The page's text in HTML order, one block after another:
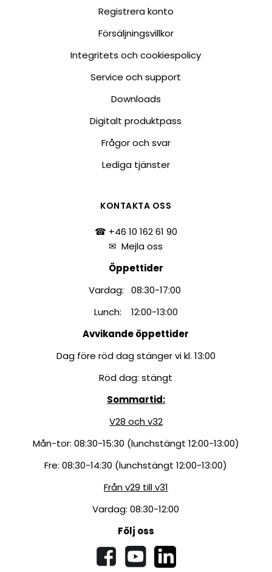
Registrera konto
Försäljningsvillkor
Integritets och cookiespolicy
Service och support
Downloads
Digitalt produktpass
Frågor och svar
Lediga tjänster
KONTAKTA OSS
☎ +46 10 162 61 90
✉Mejla oss
Öppettider
Vardag: 08:30-17:00
Lunch: 12:00-13:00
Avvikande öppettider
Dag före röd dag stänger vi kl. 13:00
Röd dag: stängt
Sommartid:
V28 och v32
Mån-tor: 08:30-15:30 (lunchstängt 12:00-13:00)
Fre: 08:30-14:30 (lunchstängt 12:00-13:00)
Från v29 till v31
Vardag: 08:30-12:00
Följ oss